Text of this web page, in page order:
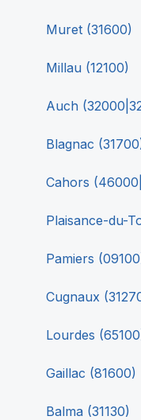
Muret(31600)
Millau (12100)
Auch (
Blagnac (31700
Cahors (
Plaisance-du-
Pamiers (09100
Cugnaux(
Lourdes (65100
Gaillac (81600)
Balma (31130)